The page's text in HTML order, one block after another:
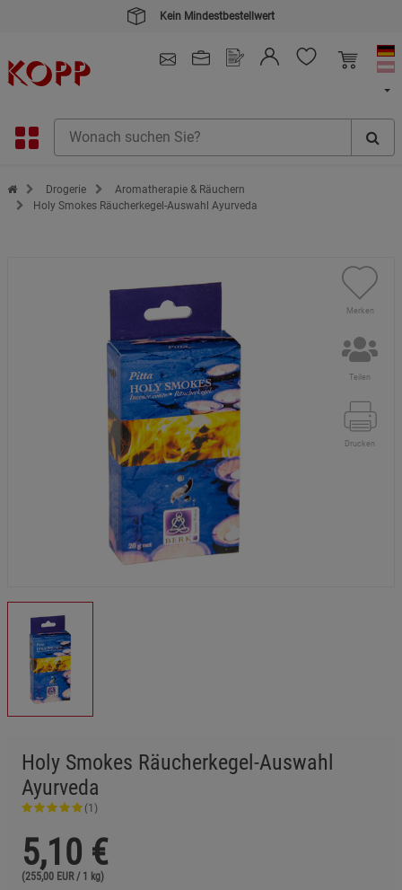
Kein Mindestbestellwert
Zur Startseite des Kopp Verlag Online-Shop
Drogerie
Aromatherapie & Räuchern
Holy Smokes Räucherkegel-Auswahl Ayurveda
Merken
Teilen
Drucken
Holy Smokes Räucherkegel-Auswahl
Ayurveda
(1)
5,10 €
(255,00 EUR / 1 kg)